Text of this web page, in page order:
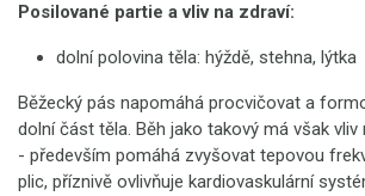
Posilované partie a vliv na zdraví:
dolní polovina těla: hýždě, stehna, lýtka
Běžecký pás napomáhá procvičovat a
dolní část těla. Běh jako takový má však
- především pomáhá zvyšovat tepovou
plic, příznivě ovlivňuje kardiovaskulární